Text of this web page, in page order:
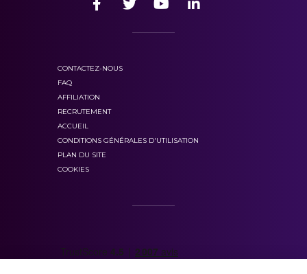
CONTACTEZ-NOUS
FAQ
AFFILIATION
RECRUTEMENT
ACCUEIL
CONDITIONS GÉNÉRALES D'UTILISATION
PLAN DU SITE
COOKIES